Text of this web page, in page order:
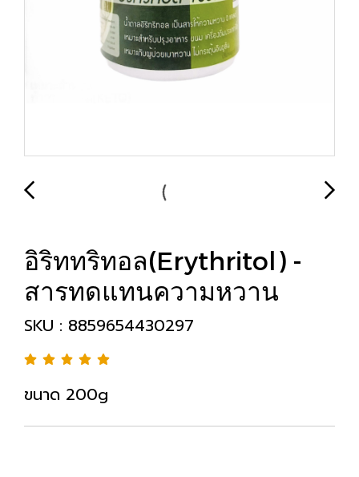
อิริททริทอล(Erythritol) -
สารทดแทนความหวาน
SKU : 8859654430297
ขนาด 200g